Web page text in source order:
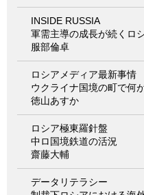
INSIDE RUSSIA
軍需主導の成長が続くロ
服部倫卓
ロシアメディア最新事情
ウクライナ国境の町で何
徳山あすか
ロシア極東羅針盤
中ロ国境鉄道の活況
齋藤大輔
データリテラシー